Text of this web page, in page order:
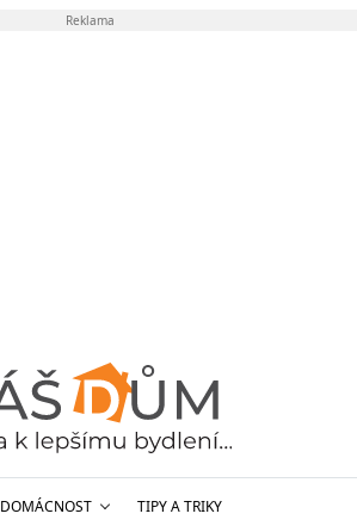
Reklama
DOMÁCNOST TIPY A TRIKY